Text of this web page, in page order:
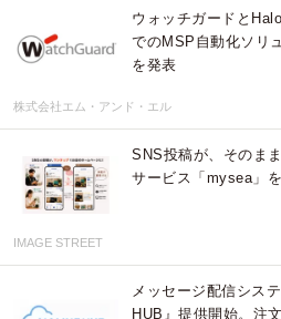
ウォッチガードと
でのMSP自動化ソリ
を発表
株式会社エム・アンド・エル
SNS投稿が、そのま
サービス「mysea」
IMAGE STREET
メッセージ配信シス
HUB』提供開始。注